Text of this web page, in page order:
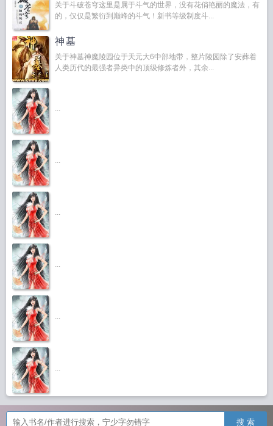
关于斗破苍穹这里是属于斗气的世界，没有花俏艳丽的魔法，有
的，仅仅是繁衍到巅峰的斗气！新书等级制度斗...
神墓
关于神墓神魔陵园位于天元大6中部地带，整片陵园除了安葬着
人类历代的最强者异类中的顶级修炼者外，其余...
...
...
...
...
...
...
搜 索